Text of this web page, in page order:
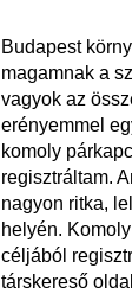
Budapest
magamnak a
vagyok az
erényemmel
komoly
regisztráltam.
nagyon ritka,
helyén.
céljából
társkereső